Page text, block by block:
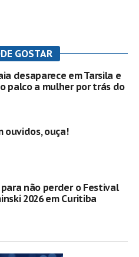
GOSTAR
desaparece em Tarsila e
palco a mulher por trás do
ouvidos, ouça!
não perder o Festival
2026 em Curitiba